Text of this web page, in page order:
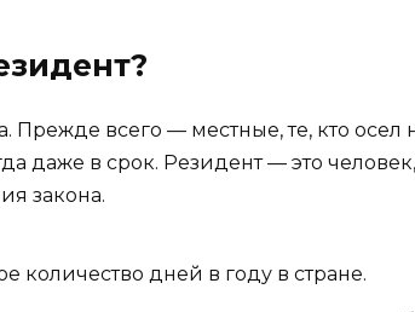
Прежде всего — местные, те, кто осел
даже в срок. Резидент — это
закона.
количество дней в году в стране.